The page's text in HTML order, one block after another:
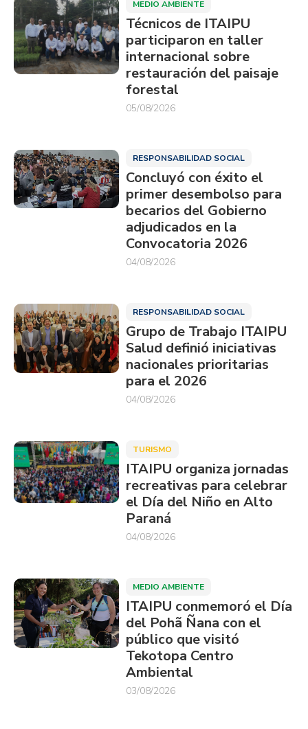
MEDIO AMBIENTE
Técnicos de ITAIPU
participaron en taller
internacional sobre
restauración del paisaje
forestal
05/08/2026
RESPONSABILIDAD SOCIAL
Concluyó con éxito el
primer desembolso para
becarios del Gobierno
adjudicados en la
Convocatoria 2026
04/08/2026
RESPONSABILIDAD SOCIAL
Grupo de Trabajo ITAIPU
Salud definió iniciativas
nacionales prioritarias
para el 2026
04/08/2026
TURISMO
ITAIPU organiza jornadas
recreativas para celebrar
el Día del Niño en Alto
Paraná
04/08/2026
MEDIO AMBIENTE
ITAIPU conmemoró el Día
del Pohã Ñana con el
público que visitó
Tekotopa Centro
Ambiental
03/08/2026